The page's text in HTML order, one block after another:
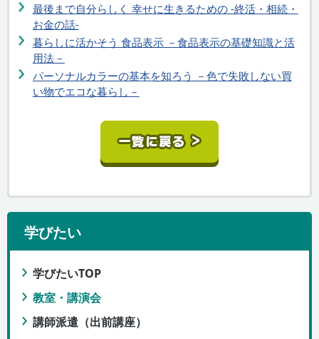
最後まで自分らしく 幸せに生きるための -終活・相続・
お金の話-
暮らしに活かそう 食品表示 －食品表示の基礎知識と活
用法－
パーソナルカラーの基本を知ろう －色で失敗しない買
い物でエコな暮らし－
学びたい
学びたいTOP
教室・講演会
講師派遣（出前講座）